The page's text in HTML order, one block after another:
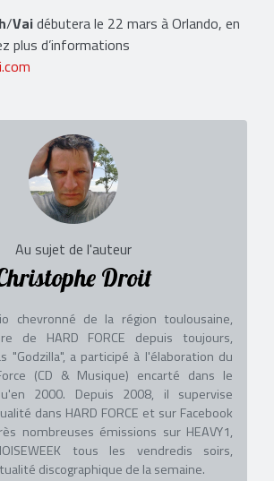
/Vaidébutera le 22 mars à Orlando, en
plus d’informations
Au sujet de l'auteur
Droit
chevronné de la région toulousaine,
de HARD FORCE depuis toujours,
"Godzilla", a participé à l'élaboration du
(CD & Musique) encarté dans le
2000. Depuis 2008, il supervise
dans HARD FORCE et sur Facebook
nombreuses émissions sur HEAVY1,
tous les vendredis soirs,
discographique de la semaine.